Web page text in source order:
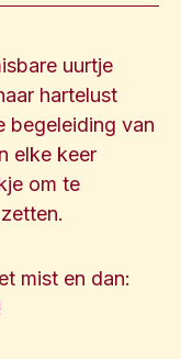
uurtje
hartelust
begeleiding van
elke keer
om te
mist en dan: